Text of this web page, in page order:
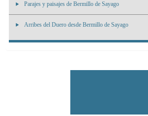
Parajes y paisajes de Bermillo de Sayago
Arribes del Duero desde Bermillo de Sayago